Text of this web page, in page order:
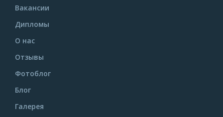
Вакансии
Дипломы
О нас
Отзывы
Фотоблог
Блог
Галерея